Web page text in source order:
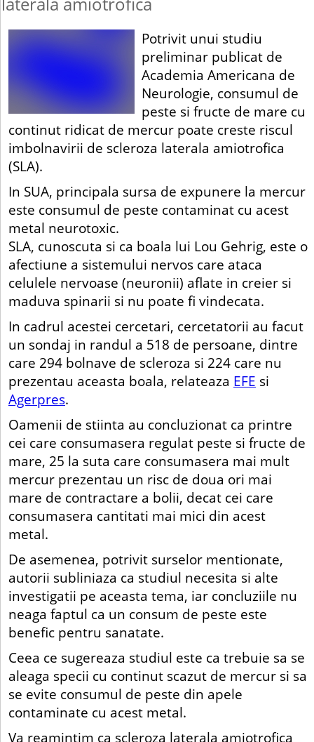
Potrivit unui studiu
preliminar publicat de
Academia Americana de
Neurologie, consumul de
peste si fructe de mare cu
continut ridicat de mercur poate creste riscul
imbolnavirii de scleroza laterala amiotrofica
(SLA).
In SUA, principala sursa de expunere la mercur
este consumul de peste contaminat cu acest
metal neurotoxic.
SLA, cunoscuta si ca boala lui Lou Gehrig, este o
afectiune a sistemului nervos care ataca
celulele nervoase (neuronii) aflate in creier si
maduva spinarii si nu poate fi vindecata.
In cadrul acestei cercetari, cercetatorii au facut
un sondaj in randul a 518 de persoane, dintre
care 294 bolnave de scleroza si 224 care nu
prezentau aceasta boala, relateaza EFE si
Agerpres.
Oamenii de stiinta au concluzionat ca printre
cei care consumasera regulat peste si fructe de
mare, 25 la suta care consumasera mai mult
mercur prezentau un risc de doua ori mai
mare de contractare a bolii, decat cei care
consumasera cantitati mai mici din acest
metal.
De asemenea, potrivit surselor mentionate,
autorii subliniaza ca studiul necesita si alte
investigatii pe aceasta tema, iar concluziile nu
neaga faptul ca un consum de peste este
benefic pentru sanatate.
Ceea ce sugereaza studiul este ca trebuie sa se
aleaga specii cu continut scazut de mercur si sa
se evite consumul de peste din apele
contaminate cu acest metal.
Va reamintim ca scleroza laterala amiotrofica